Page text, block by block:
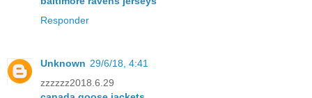
Responder
Unknown 29/6/18, 4:41
zzzzzz2018.6.29